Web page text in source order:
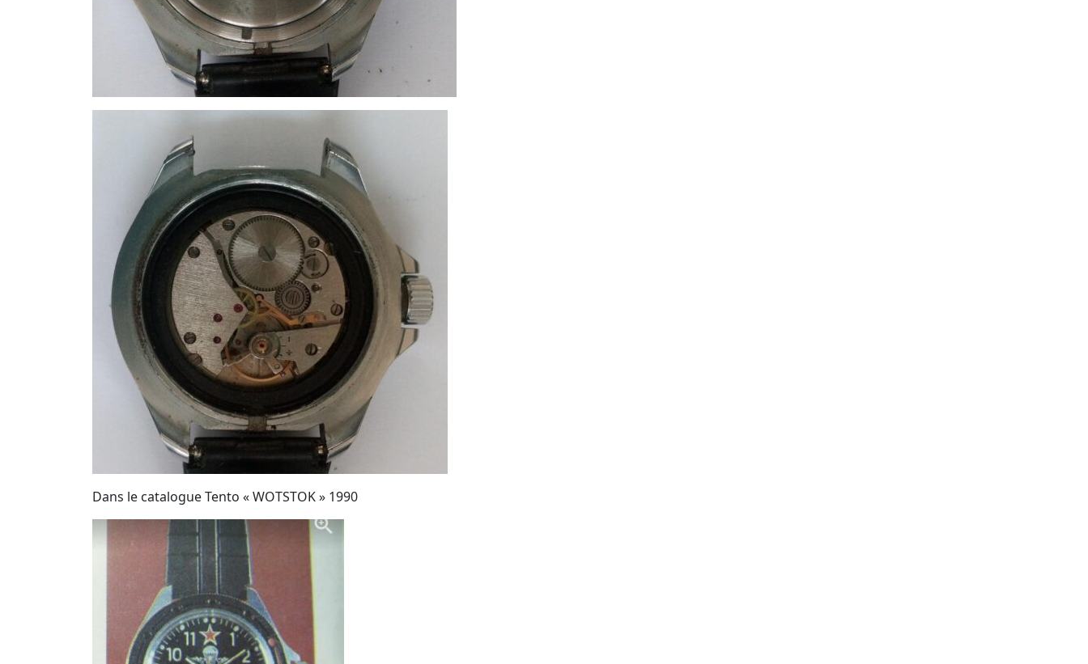
Dans le catalogue Tento « WOTSTOK » 1990